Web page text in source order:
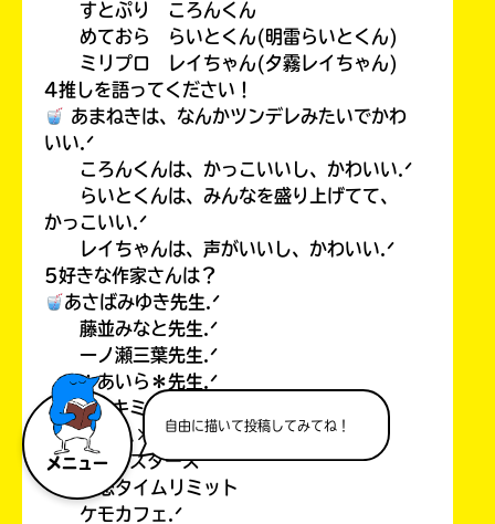
メニュー
自由に描いて投稿してみてね！
すとぷり ころんくん
めておら らいとくん(明雷らいとくん)
ミリプロ レイちゃん(夕霧レイちゃん)
4推しを語ってください！
あまねきは、なんかツンデレみたいでかわ
いい.ᐟ
ころんくんは、かっこいいし、かわいい.ᐟ
らいとくんは、みんなを盛り上げてて、
かっこいい.ᐟ
レイちゃんは、声がいいし、かわいい.ᐟ
5好きな作家さんは？
あさばみゆき先生.ᐟ
藤並みなと先生.ᐟ
一ノ瀬三葉先生.ᐟ
＊あいら＊先生.ᐟ
6ポプラキミノベルで好きな本！
プリズム×プロジェクト
魔界✩スターズ
初恋タイムリミット
ケモカフェ.ᐟ